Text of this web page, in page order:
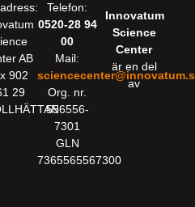
AB
902
29
Telefon:
0520-28 94
00
Mail:
Org. nr.
556556-
7301
GLN
7365565567300
Innovatum
Science
Center
är en del
av